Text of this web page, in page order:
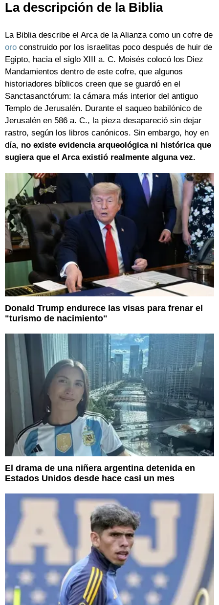
La descripción de la Biblia
La Biblia describe el Arca de la Alianza como un cofre de
oro construido por los israelitas poco después de huir de
Egipto, hacia el siglo XIII a. C. Moisés colocó los Diez
Mandamientos dentro de este cofre, que algunos
historiadores bíblicos creen que se guardó en el
Sanctasanctórum: la cámara más interior del antiguo
Templo de Jerusalén. Durante el saqueo babilónico de
Jerusalén en 586 a. C., la pieza desapareció sin dejar
rastro, según los libros canónicos. Sin embargo, hoy en
día, no existe evidencia arqueológica ni histórica que
sugiera que el Arca existió realmente alguna vez.
Donald Trump endurece las visas para frenar el
"turismo de nacimiento"
El drama de una niñera argentina detenida en
Estados Unidos desde hace casi un mes